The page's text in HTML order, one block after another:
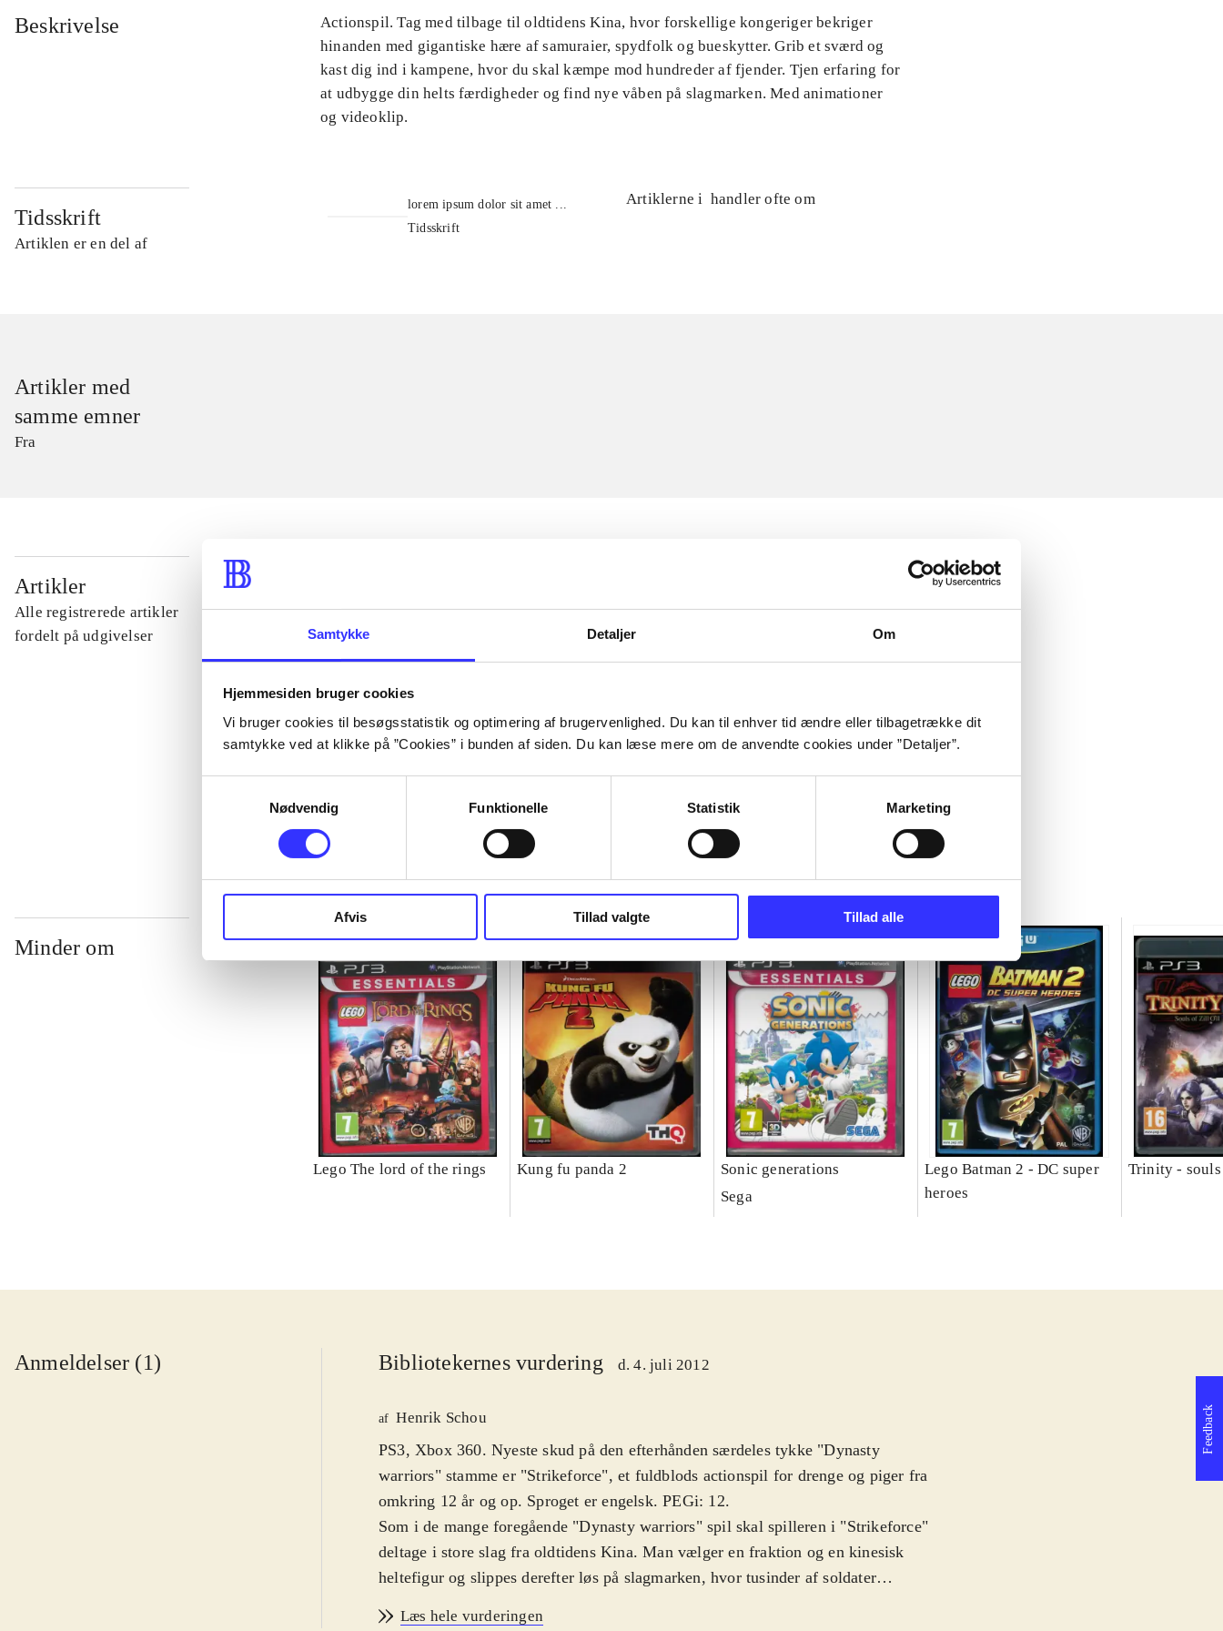
Samtykke Detaljer Om
Hjemmesiden bruger cookies
Vi bruger cookies til besøgsstatistik og optimering af brugervenlighed. Du kan til enhver tid ændre eller tilbagetrække dit
samtykke ved at klikke på ”Cookies” i bunden af siden. Du kan læse mere om de anvendte cookies under ”Detaljer”.
Nødvendig
Funktionelle Statistik Marketing
Afvis Tillad valgte Tillad alle
Beskrivelse
Actionspil. Tag med tilbage til oldtidens Kina, hvor forskellige kongeriger bekriger
hinanden med gigantiske hære af samuraier, spydfolk og bueskytter. Grib et sværd og
kast dig ind i kampene, hvor du skal kæmpe mod hundreder af fjender. Tjen erfaring for
at udbygge din helts færdigheder og find nye våben på slagmarken. Med animationer
og videoklip.
Tidsskrift
Artiklen er en del af
lorem ipsum dolor sit amet ...
Tidsskrift
Artiklerne i handler ofte om
Artikler med
samme emner
Fra
Artikler
Alle registrerede artikler
fordelt på udgivelser
...
...
...
...
Minder om
Lego The lord of the rings Kung fu panda 2
Sonic generations
Sega
Lego Batman 2 - DC super
heroes
Trinity -
Anmeldelser (1) Bibliotekernes vurdering d. 4. juli 2012
af Henrik Schou
PS3, Xbox 360. Nyeste skud på den efterhånden særdeles tykke "Dynasty
warriors" stamme er "Strikeforce", et fuldblods actionspil for drenge og piger fra
omkring 12 år og op. Sproget er engelsk. PEGi: 12.
Som i de mange foregående "Dynasty warriors" spil skal spilleren i "Strikeforce"
deltage i store slag fra oldtidens Kina. Man vælger en fraktion og en kinesisk
heltefigur og slippes derefter løs på slagmarken, hvor tusinder af soldater
Læs hele vurderingen
Feedback